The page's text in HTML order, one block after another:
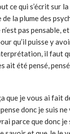
ce qui s’écrit sur
la plume des
pas pensable,
qu’il puisse y
il faut
ait été pensé,
que je vous ai fait
donc je suis
parce que donc je